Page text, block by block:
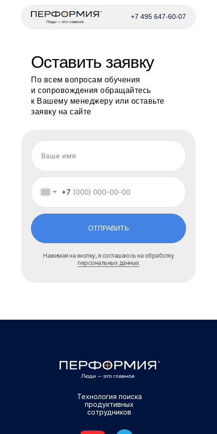
+7 495 647-60-07
Оставить заявку
По всем вопросам обучения
и сопровождения обращайтесь
к Вашему менеджеру или оставьте
заявку на сайте
+7
ОТПРАВИТЬ
Нажимая на кнопку, я соглашаюсь на обработку
персональных данных
Технология поиска
продуктивных
сотрудников